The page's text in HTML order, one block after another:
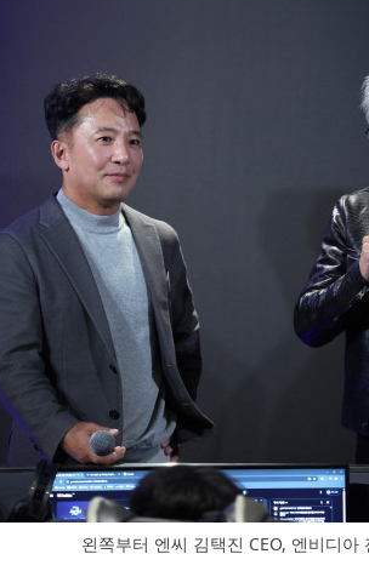
왼쪽부터 엔씨 김택진 CEO, 엔비디아